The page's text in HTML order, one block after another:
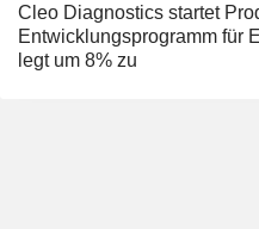
Cleo Diagnostics startet
Entwicklungsprogramm für
legt um 8% zu